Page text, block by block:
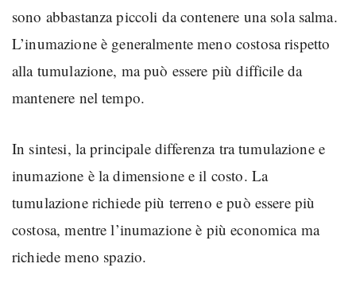
sono abbastanza piccoli da contenere una sola salma.
L’inumazione è generalmente meno costosa rispetto
alla tumulazione, ma può essere più difficile da
mantenere nel tempo.
In sintesi, la principale differenza tra tumulazione e
inumazione è la dimensione e il costo. La
tumulazione richiede più terreno e può essere più
costosa, mentre l’inumazione è più economica ma
richiede meno spazio.